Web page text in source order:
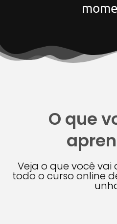
O que
Veja o que você
todo o curso online